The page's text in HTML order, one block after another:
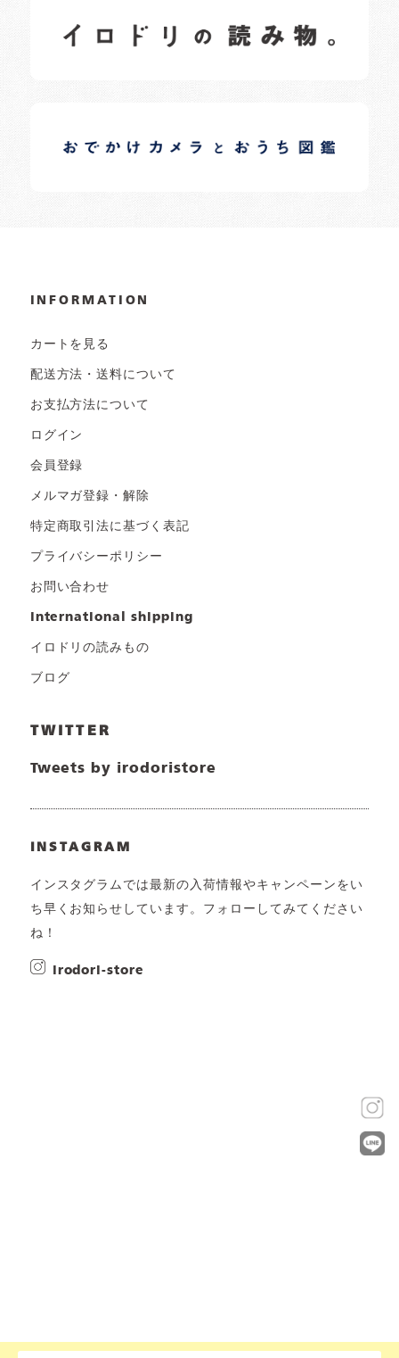
日常の様子など随時更新中です。
日常の様子など随時更新中です。
INFORMATION
カートを見る
配送方法・送料について
お支払方法について
ログイン
会員登録
メルマガ登録・解除
特定商取引法に基づく表記
プライバシーポリシー
お問い合わせ
international shipping
イロドリの読みもの
ブログ
TWITTER
Tweets by irodoristore
INSTAGRAM
インスタグラムでは最新の入荷情報やキャンペーンをい
ち早くお知らせしています。フォローしてみてください
ね！
irodori-store